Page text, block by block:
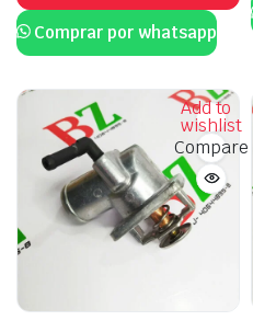
Comprar por whatsapp
Add to
wishlist
Compare